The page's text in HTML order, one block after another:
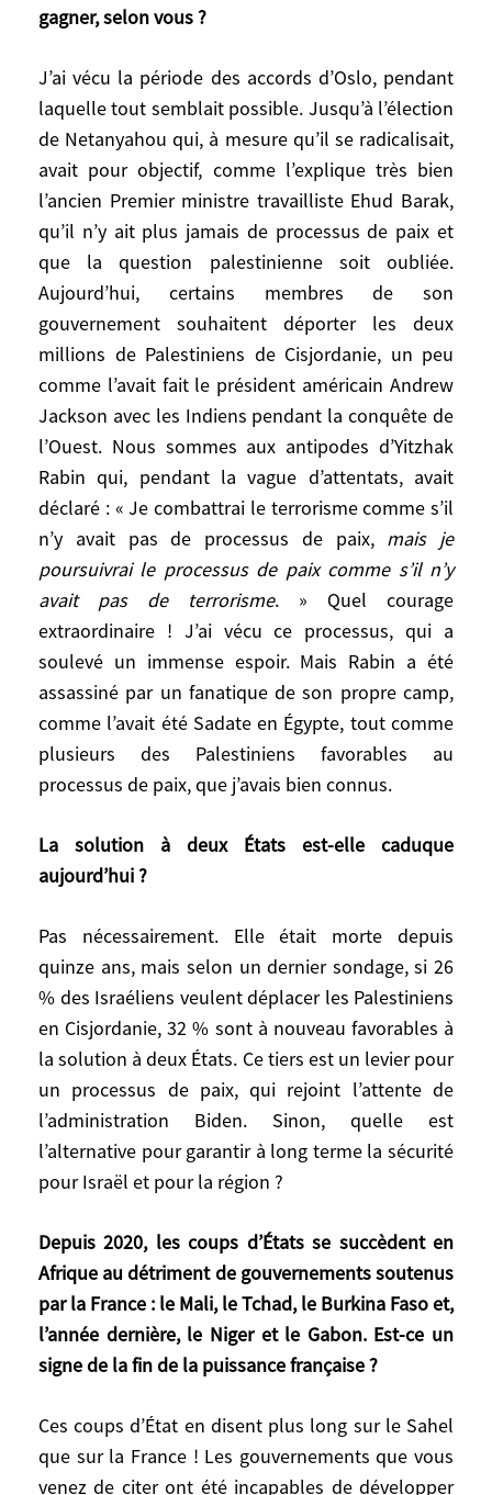
gagner, selon vous ?
J’ai vécu la période des accords d’Oslo, pendant
laquelle tout semblait possible. Jusqu’à l’élection
de Netanyahou qui, à mesure qu’il se radicalisait,
avait pour objectif, comme l’explique très bien
l’ancien Premier ministre travailliste Ehud Barak,
qu’il n’y ait plus jamais de processus de paix et
que la question palestinienne soit oubliée.
Aujourd’hui, certains membres de son
gouvernement souhaitent déporter les deux
millions de Palestiniens de Cisjordanie, un peu
comme l’avait fait le président américain Andrew
Jackson avec les Indiens pendant la conquête de
l’Ouest. Nous sommes aux antipodes d’Yitzhak
Rabin qui, pendant la vague d’attentats, avait
déclaré : « Je combattrai le terrorisme comme s’il
n’y avait pas de processus de paix, mais je
poursuivrai le processus de paix comme s’il n’y
avait pas de terrorisme. » Quel courage
extraordinaire ! J’ai vécu ce processus, qui a
soulevé un immense espoir. Mais Rabin a été
assassiné par un fanatique de son propre camp,
comme l’avait été Sadate en Égypte, tout comme
plusieurs des Palestiniens favorables au
processus de paix, que j’avais bien connus.
La solution à deux États est-elle caduque
aujourd’hui ?
Pas nécessairement. Elle était morte depuis
quinze ans, mais selon un dernier sondage, si 26
% des Israéliens veulent déplacer les Palestiniens
en Cisjordanie, 32 % sont à nouveau favorables à
la solution à deux États. Ce tiers est un levier pour
un processus de paix, qui rejoint l’attente de
l’administration Biden. Sinon, quelle est
l’alternative pour garantir à long terme la sécurité
pour Israël et pour la région ?
Depuis 2020, les coups d’États se succèdent en
Afrique au détriment de gouvernements soutenus
par la France : le Mali, le Tchad, le Burkina Faso et,
l’année dernière, le Niger et le Gabon. Est-ce un
signe de la fin de la puissance française ?
Ces coups d’État en disent plus long sur le Sahel
que sur la France ! Les gouvernements que vous
venez de citer ont été incapables de développer
Hamas, qui s’est intensifiée après les
causes de ce conflit ?
Au départ, c’est un conflit territorial non
résolu, car il suppose des compromis de
part et d’autre, qui a pris une terrible
dimension géopolitique, religieuse,
émotionnelle, traumatique. En Israël,
comme chez les Palestiniens, la bataille
interne est féroce depuis des décennies
entre réalistes et extrémistes, les camps de
la paix sont minoritaires, contrés ou
menacés par les extrémistes dans chaque
camp. Pendant une dizaine d’années, des
réalistes au pouvoir en même temps
(Rabin, Arafat, Pérès) ont cherché une
solution, très encouragés par la France, les
États-Unis, etc. Depuis une quinzaine
d’années, avec les gouvernements
Netanyahou et son besoin pervers d’un
Hamas repoussoir, c’est l’inverse.
Le camp des «minorités courageuses »
peut-il gagner, selon vous ?
J’ai vécu la période des accords d’Oslo,
pendant laquelle tout semblait possible.
mesure qu’il se radicalisait, avait pour
objectif, comme l’explique très bien
Barak, qu’il n’y ait plus jamais de
processus de paix et que la question
palestinienne soit oubliée. Aujourd’hui,
certains membres de son gouvernement
souhaitent déporter les deux millions de
Palestiniens de Cisjordanie, un peu comme
l’avait fait le président américain Andrew
Jackson avec les Indiens pendant la
conquête de l’Ouest. Nous sommes aux
antipodes d’Yitzhak Rabin qui, pendant la
combattrai le terrorisme comme s’il n’y
avait pas de processus de paix,mais je
poursuivrai le processus de paix comme
s’il n’y avait pas de terrorisme. » Quel
courage extraordinaire ! J’ai vécu ce
espoir. Mais Rabin a été assassiné par un
fanatique de son propre camp, comme
l’avait été Sadate en Égypte, tout comme